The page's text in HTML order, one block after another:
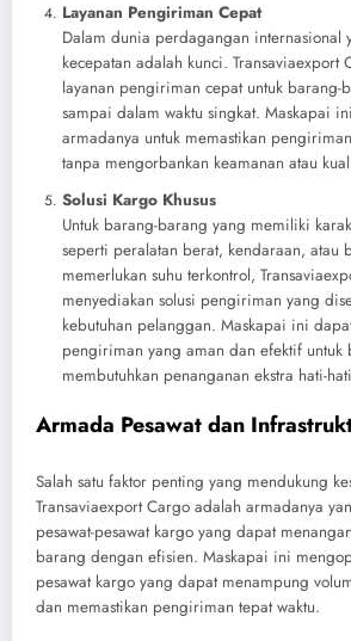
Layanan Pengiriman Cepat
Dalam dunia perdagangan internasional
kecepatan adalah kunci. Transaviaexport
layanan pengiriman cepat untuk barang-
sampai dalam waktu singkat. Maskapai
armadanya untuk memastikan
tanpa mengorbankan keamanan atau
Solusi Kargo Khusus
Untuk barang-barang yang memiliki
seperti peralatan berat, kendaraan, atau
memerlukan suhu terkontrol,
menyediakan solusi pengiriman yang
kebutuhan pelanggan. Maskapai ini
pengiriman yang aman dan efektif untuk
membutuhkan penanganan ekstra hati-
Armada Pesawat dan
Salah satu faktor penting yang mendukung
Transaviaexport Cargo adalah armadanya
pesawat-pesawat kargo yang dapat
barang dengan efisien. Maskapai ini
pesawat kargo yang dapat menampung
dan memastikan pengiriman tepat waktu.